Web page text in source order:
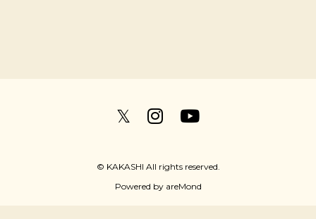
𝕏
© KAKASHI All rights reserved.
Powered by areMond